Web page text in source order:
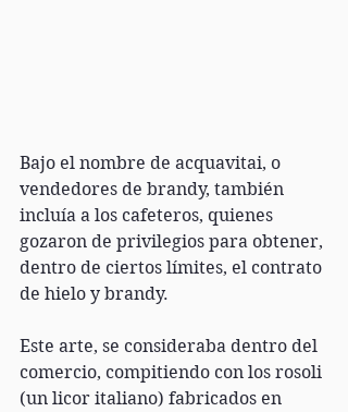
Bajo el nombre de acquavitai, o
vendedores de brandy, también
incluía a los cafeteros, quienes
gozaron de privilegios para obtener,
dentro de ciertos límites, el contrato
de hielo y brandy.
Este arte, se consideraba dentro del
comercio, compitiendo con los rosoli
(un licor italiano) fabricados en